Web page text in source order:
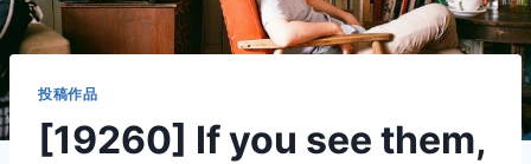
投稿作品
[19260] If you see them,